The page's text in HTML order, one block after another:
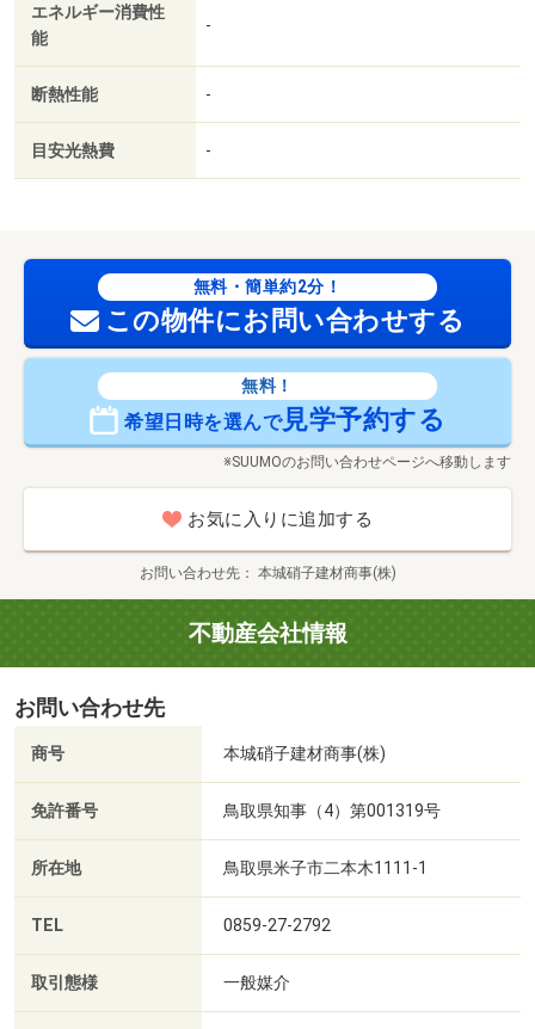
エネルギー消費性
能
-
断熱性能 -
目安光熱費 -
無料・簡単約2分！
この物件にお問い合わせする
無料！
希望日時を選んで見学予約する
※SUUMOのお問い合わせページへ移動します
お気に入りに追加する
お問い合わせ先 本城硝子建材商事(株)
不動産会社情報
お問い合わせ先
商号 本城硝子建材商事(株)
免許番号 鳥取県知事（4）第001319号
所在地 鳥取県米子市二本木1111-1
TEL 0859-27-2792
取引態様 一般媒介